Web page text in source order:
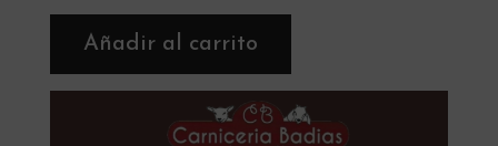
Añadir al carrito